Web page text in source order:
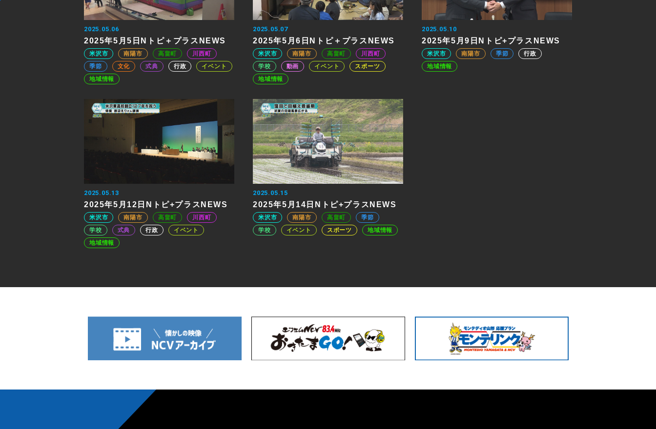
2025.05.06
2025年5月5日Nトピ＋プラスNEWS
米沢市 南陽市 高畠町
川西町
季節
文化 式典 行政
イベント
地域情報
2025.05.07
2025年5月6日Nトピ＋プラスNEWS
米沢市 南陽市 高畠町
川西町
学校
動画 イベント
スポーツ
地域情報
2025.05.10
2025年5月9日Nトピ+プラスNEWS
米沢市 南陽市 季節
行政
地域情報
2025.05.13
2025年5月12日Nトピ+プラスNEWS
米沢市 南陽市 高畠町
川西町
学校
式典 行政
イベント
地域情報
2025.05.15
2025年5月14日Nトピ+プラスNEWS
米沢市 南陽市 高畠町
季節
学校
イベント スポーツ 地域情報